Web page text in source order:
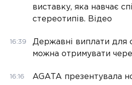
виставку, яка навчає
стереотипів. Відео
16:39
Державні виплати для
можна отримувати
16:16 AGATA презентувала